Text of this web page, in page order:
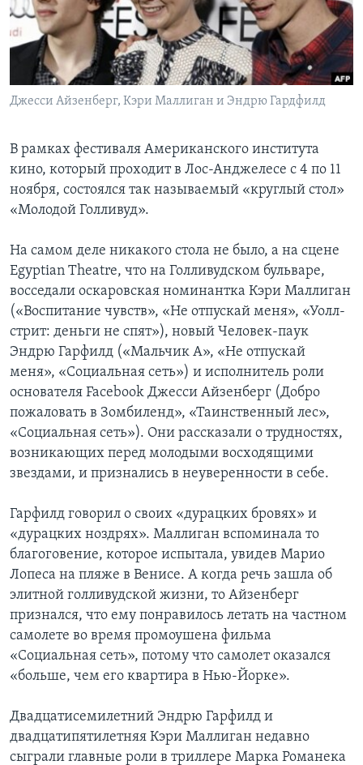
Learning English
СОЦИАЛЬНЫЕ СЕТИ
Языки
Джесси Айзенберг, Кэри Маллиган и Эндрю Гардфилд
В рамках фестиваля Американского института
кино, который проходит в Лос-Анджелесе с 4 по 11
ноября, состоялся так называемый «круглый стол»
«Молодой Голливуд».
На самом деле никакого стола не было, а на сцене
Egyptian Theatre, что на Голливудском бульваре,
восседали оскаровская номинантка Кэри Маллиган
(«Воспитание чувств», «Не отпускай меня», «Уолл-
стрит: деньги не спят»), новый Человек-паук
Эндрю Гарфилд («Мальчик А», «Не отпускай
меня», «Социальная сеть») и исполнитель роли
основателя Facebook Джесси Айзенберг (Добро
пожаловать в Зомбиленд», «Таинственный лес»,
«Социальная сеть»). Они рассказали о трудностях,
возникающих перед молодыми восходящими
звездами, и признались в неуверенности в себе.
Гарфилд говорил о своих «дурацких бровях» и
«дурацких ноздрях». Маллиган вспоминала то
благоговение, которое испытала, увидев Марио
Лопеса на пляже в Венисе. А когда речь зашла об
элитной голливудской жизни, то Айзенберг
признался, что ему понравилось летать на частном
самолете во время промоушена фильма
«Социальная сеть», потому что самолет оказался
«больше, чем его квартира в Нью-Йорке».
Двадцатисемилетний Эндрю Гарфилд и
двадцатипятилетняя Кэри Маллиган недавно
сыграли главные роли в триллере Марка Романека